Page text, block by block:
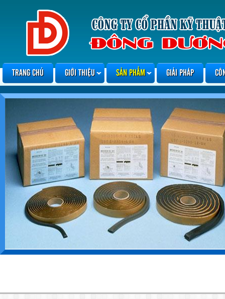
TRANG CHỦ GIỚI THIỆU SẢN PHẨM GIẢI PHÁP
RADCON FORMULA #7